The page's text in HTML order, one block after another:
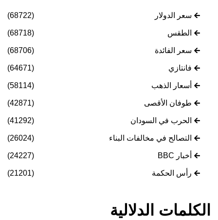
سعر الدولار (68722)
الطقس (68718)
سعر الفائدة (68706)
فانتازي (64671)
أسعار الذهب (58114)
طوفان الأقصى (42871)
الحرب في السودان (41292)
التصالح في مخالفات البناء (26024)
أخبار BBC (24227)
رأس الحكمة (21201)
الكلمات الدلالية